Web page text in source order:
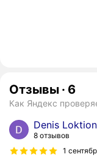
Отзывы · 6
Как Яндекс
Denis
8 отзывов
1